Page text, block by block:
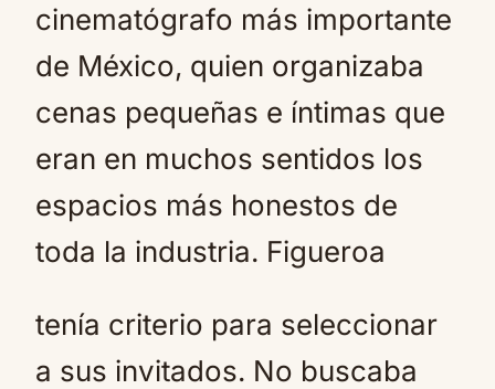
cinematógrafo más importante
de México, quien organizaba
cenas pequeñas e íntimas que
eran en muchos sentidos los
espacios más honestos de
toda la industria. Figueroa
tenía criterio para seleccionar
a sus invitados. No buscaba